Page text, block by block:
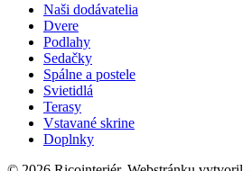
Naši dodávatelia
Dvere
Podlahy
Sedačky
Spálne a postele
Svietidlá
Terasy
Vstavané skrine
Doplnky